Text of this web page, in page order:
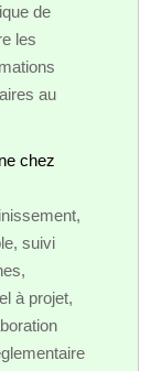
de
les
au
chez
suivi
à projet,